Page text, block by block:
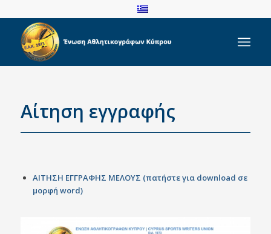
Αίτηση εγγραφής
ΑΙΤΗΣΗ ΕΓΓΡΑΦΗΣ ΜΕΛΟΥΣ (πατήστε για download σε
μορφή word)